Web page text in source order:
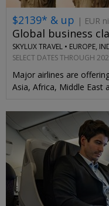
$2139* & up | EUR
Global business
SKYLUX TRAVEL • EUROPE,
SELECT DATES THROUGH
Major airlines are
Asia, Africa, Middle East